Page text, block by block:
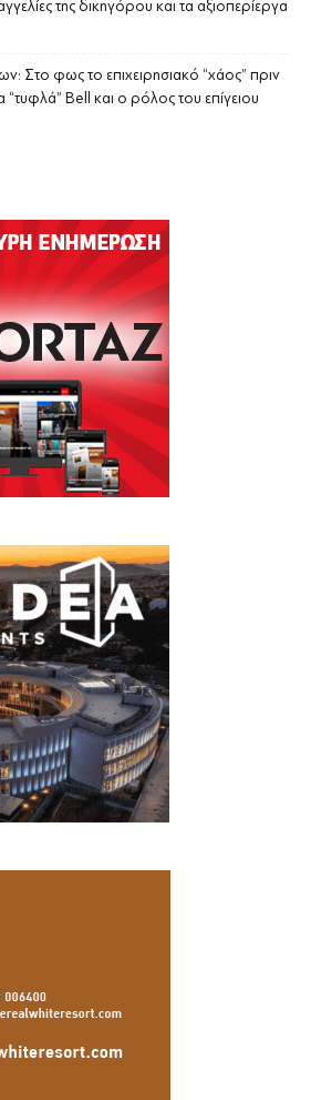
της δικηγόρου και τα αξιοπερίεργα
Στο φως το επιχειρησιακό “χάος” πριν
Bell και ο ρόλος του επίγειου